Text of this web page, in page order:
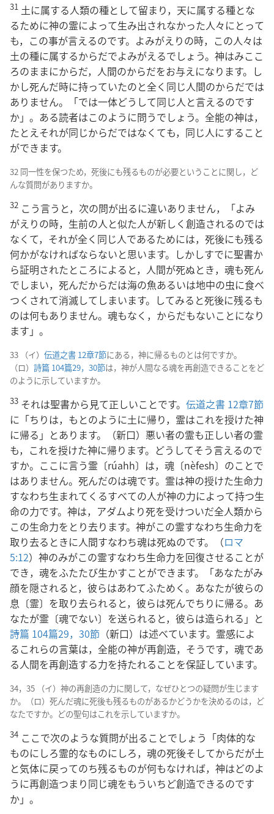
31 土に属する人類の種として留まり，天に属する種とな
るために神の霊によって生み出されなかった人々にとって
も，この事が言えるのです。よみがえりの時，この人々は
土の種に属するからだでよみがえるでしょう。神はみここ
ろのままにからだ，人間のからだをお与えになります。し
かし死んだ時に持っていたのと全く同じ人間のからだでは
ありません。「では一体どうして同じ人と言えるのです
か」。ある読者はこのように問うでしょう。全能の神は，
たとえそれが同じからだではなくても，同じ人にすること
ができます。
32 同一性を保つため，死後にも残るものが必要ということに関し，ど
んな質問がありますか。
32 こう言うと，次の問が出るに違いありません，「よみ
がえりの時，生前の人と似た人が新しく創造されるのでは
なくて，それが全く同じ人であるためには，死後にも残る
何かがなければならないと思います。しかしすでに聖書か
ら証明されたところによると，人間が死ぬとき，魂も死ん
でしまい，死んだからだは海の魚あるいは地中の虫に食べ
つくされて消滅してしまいます。してみると死後に残るも
のは何もありません。魂もなく，からだもないことになり
ます」。
33 （イ） 伝道之書 12章7節にある，神に帰るものとは何ですか。
（ロ） 詩篇 104篇29，30節は，神が人間なる魂を再創造できることをど
のように示していますか。
33 それは聖書から見て正しいことです。 伝道之書 12章7節
に「ちりは，もとのように土に帰り，霊はこれを授けた神
に帰る」とあります。（新口）悪い者の霊も正しい者の霊
も，これを授けた神に帰ります。どうしてそう言えるので
すか。ここに言う霊〔rúahh〕は，魂〔nèfesh〕のことで
はありません。死んだのは魂です。霊は神の授けた生命力
すなわち生まれてくるすべての人が神の力によって持つ生
命の力です。神は，アダムより死を受けついだ全人類から
この生命力をとり去ります。神がこの霊すなわち生命力を
取り去るときに人間すなわち魂は死ぬのです。（ロマ
5:12）神のみがこの霊すなわち生命力を回復させることが
でき，魂をふたたび生かすことができます。「あなたがみ
顔を隠されると，彼らはあわてふためく。あなたが彼らの
息〔霊〕を取り去られると，彼らは死んでちりに帰る。あ
なたが霊〔魂でない〕を送られると，彼らは造られる」と
詩篇 104篇29，30節 （新口）は述べています。霊感によ
るこれらの言葉は，全能の神が再創造，そうです，魂であ
る人間を再創造する力を持たれることを保証しています。
34，35 （イ）神の再創造の力に関して，なぜひとつの疑問が生じます
か。（ロ）死んだ魂に死後も残るものがあるかどうかを決めるのは，ど
なたですか。どの聖句はこれを示していますか。
34 ここで次のような質問が出ることでしょう「肉体的な
ものにしろ霊的なものにしろ，魂の死後そしてからだが土
と気体に戻ってのち残るものが何もなければ，神はどのよ
うに再創造つまり同じ魂をもういちど創造できるのです
か」。